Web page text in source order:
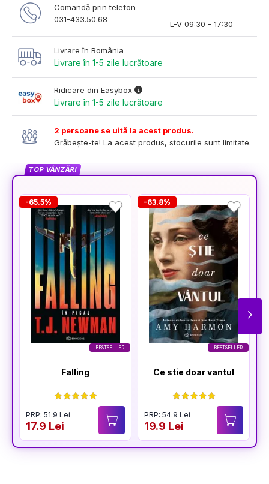
Comandă prin telefon
031-433.50.68
L-V 09:30 - 17:30
Livrare în România
Livrare în 1-5 zile lucrătoare
Ridicare din Easybox
Livrare în 1-5 zile lucrătoare
2 persoane se uită la acest produs.
Grăbește-te! La acest produs, stocurile sunt limitate.
TOP VÂNZĂRI
BESTSELLER
-65.5%
Falling
PRP: 51.9 Lei
17.9 Lei
BESTSELLER
-63.8%
Ce stie doar vantul
PRP: 54.9 Lei
19.9 Lei